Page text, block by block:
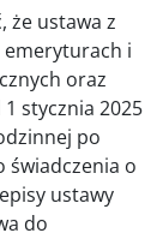
że ustawa z
emeryturach i
oraz
stycznia 2025
po
świadczenia o
ustawy
do